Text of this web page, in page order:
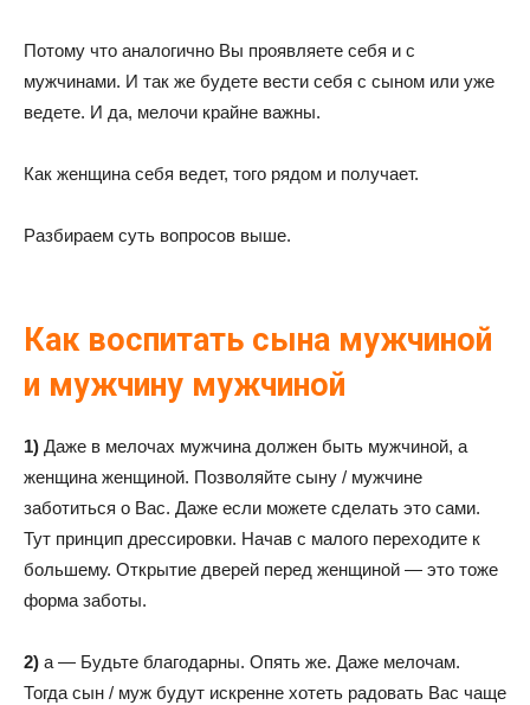
Потому что аналогично Вы проявляете себя и с
мужчинами. И так же будете вести себя с сыном или уже
ведете. И да, мелочи крайне важны.
Как женщина себя ведет, того рядом и получает.
Разбираем суть вопросов выше.
Как воспитать сына мужчиной
и мужчину мужчиной
1) Даже в мелочах мужчина должен быть мужчиной, а
женщина женщиной. Позволяйте сыну / мужчине
заботиться о Вас. Даже если можете сделать это сами.
Тут принцип дрессировки. Начав с малого переходите к
большему. Открытие дверей перед женщиной — это тоже
форма заботы.
2) а — Будьте благодарны. Опять же. Даже мелочам.
Тогда сын / муж будут искренне хотеть радовать Вас чаще